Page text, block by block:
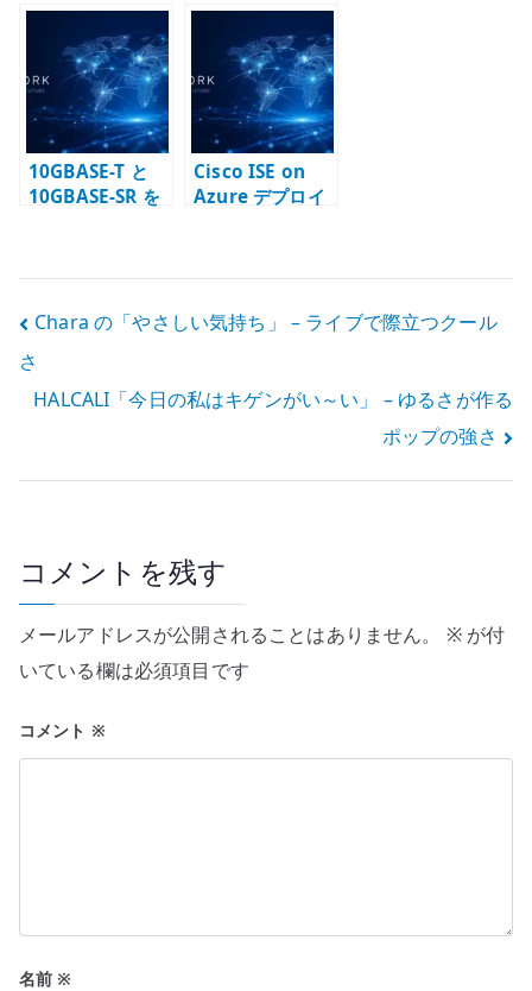
を定期実行する –
HTTP GET の使
い方と注意点
SSH、enable
secret、VTY を
最初に整える
10GBASE-T と
10GBASE-SR を
けて考える
Cisco ISE on
Azure デプロイ
投
稿
ナ
ビ
ー
シ
ョ
ン
Chara の「やさしい気持ち」 – ライブで際立つクール
さ
HALCALI「今日の私はキゲンがい～い」 – ゆるさが作る
ポップの強さ
コメントを残す
メールアドレスが公開されることはありません。 ※が付
いている欄は必須項目です
コメント ※
名前※